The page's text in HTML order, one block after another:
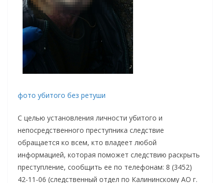
фото убитого без ретуши
С целью установления личности убитого и
непосредственного преступника следствие
обращается ко всем, кто владеет любой
информацией, которая поможет следствию раскрыть
преступление, сообщить ее по телефонам: 8 (3452)
42-11-06 (следственный отдел по Калининскому АО г.